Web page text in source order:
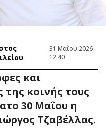
31 Μαΐου 2026 -
12:40
και
της κοινής τους
30 Μαΐου η
Τζαβέλλας.